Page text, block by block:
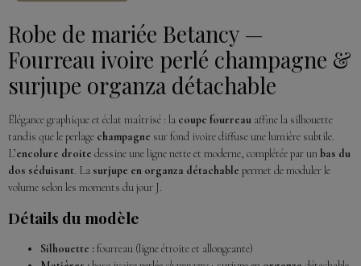
Robe de mariée Betancy —
Fourreau ivoire perlé champagne &
surjupe organza détachable
Élégance graphique et éclat maîtrisé : la coupe fourreau affine la silhouette
tandis que le perlage champagne sur fond ivoire diffuse une lumière subtile.
L’encolure droite dessine une ligne nette et moderne, complétée par un bas du
dos séduisant. La surjupe en organza détachable permet de moduler le
volume selon les moments du jour J.
Détails du modèle
Silhouette :fourreau (ligne étroite et allongeante)